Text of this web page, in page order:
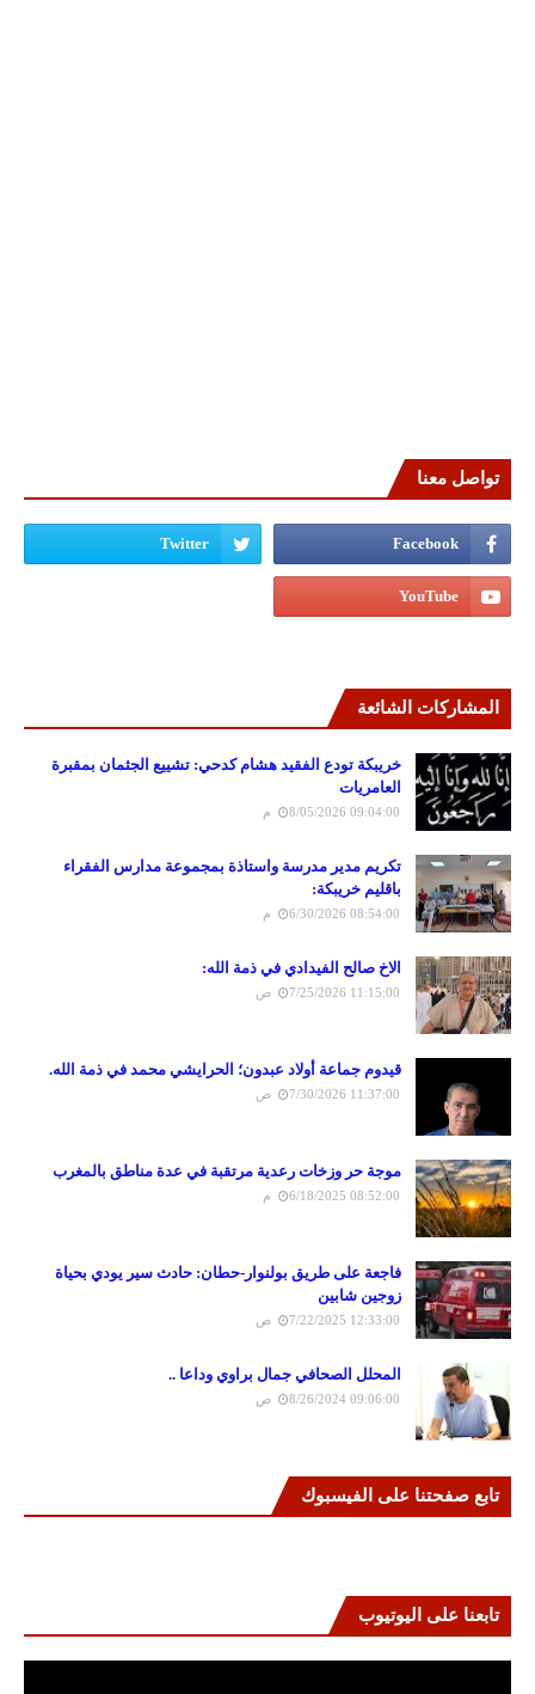
تواصل معنا
المشاركات الشائعة
خريبكة تودع الفقيد هشام كدحي: تشييع الجثمان بمقبرة
العامريات
8/05/2026 09:04:00 م
تكريم مدير مدرسة واستاذة بمجموعة مدارس الفقراء
باقليم خريبكة:
6/30/2026 08:54:00 م
الاخ صالح الفيدادي في ذمة الله:
7/25/2026 11:15:00 ص
قيدوم جماعة أولاد عبدون؛ الحرايشي محمد في ذمة الله.
7/30/2026 11:37:00 ص
موجة حر وزخات رعدية مرتقبة في عدة مناطق بالمغرب
6/18/2025 08:52:00 م
فاجعة على طريق بولنوار-حطان: حادث سير يودي بحياة
زوجين شابين
7/22/2025 12:33:00 ص
المحلل الصحافي جمال براوي وداعا ..
8/26/2024 09:06:00 ص
تابع صفحتنا على الفيسبوك
تابعنا على اليوتيوب